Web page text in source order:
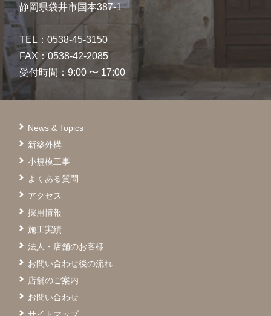
静岡県袋井市国本387-1
TEL：0538-45-3150
FAX：0538-42-2085
受付時間：9:00 〜 17:00
News & Topics
新築外構
小規模工事
よくある質問
アクセス
採用情報
施工実績
法人・店舗のお客様
お問い合わせ後の流れ
店舗のご案内
お問い合わせ